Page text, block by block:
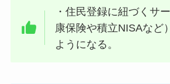
・住民登録に紐づくサ
康保険や積立NISAなど
ようになる。